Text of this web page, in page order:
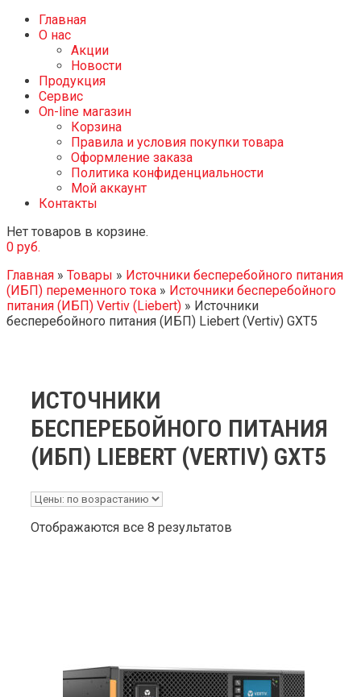
Главная
О нас
Акции
Новости
Продукция
Сервис
On-line магазин
Корзина
Правила и условия покупки товара
Оформление заказа
Политика конфиденциальности
Мой аккаунт
Контакты
Нет товаров в корзине.
0 руб.
Главная » Товары » Источники бесперебойного питания
(ИБП) переменного тока » Источники бесперебойного
питания (ИБП) Vertiv (Liebert) » Источники
бесперебойного питания (ИБП) Liebert (Vertiv) GXT5
ИСТОЧНИКИ
БЕСПЕРЕБОЙНОГО ПИТАНИЯ
(ИБП) LIEBERT (VERTIV) GXT5
Отображаются все 8 результатов